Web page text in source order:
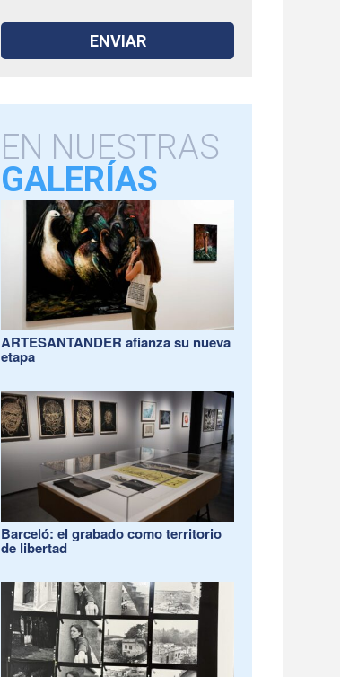
EN NUESTRAS
GALERÍAS
ARTESANTANDER afianza su nueva
etapa
Barceló: el grabado como territorio
de libertad